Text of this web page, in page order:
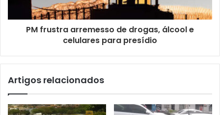
PM frustra arremesso de drogas, álcool e
celulares para presídio
Artigos relacionados